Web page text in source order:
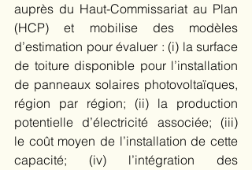
auprès du Haut-Commissariat au Plan
(HCP) et mobilise des modèles
d’estimation pour évaluer : (i) la surface
de toiture disponible pour l’installation
de panneaux solaires photovoltaïques,
région par région; (ii) la production
potentielle d’électricité associée; (iii)
le coût moyen de l’installation de cette
capacité; (iv) l’intégration des